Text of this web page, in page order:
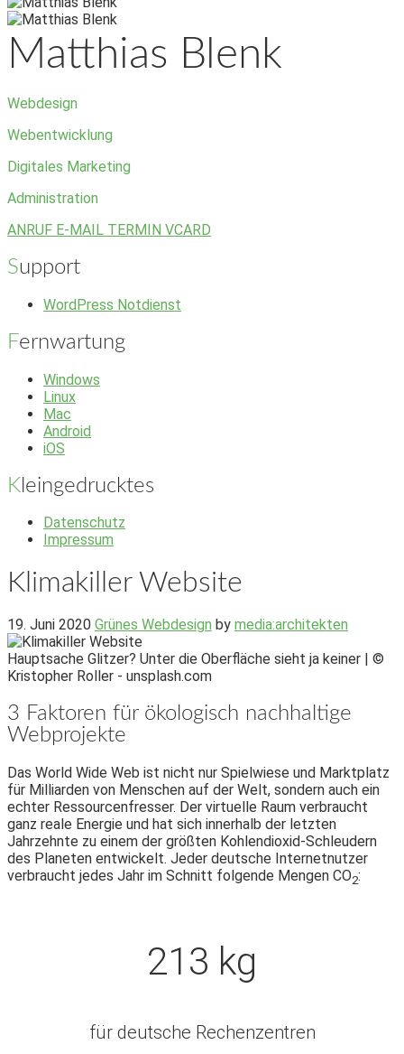
Matthias Blenk
Webdesign
Webentwicklung
Digitales Marketing
Administration
ANRUF E-MAIL TERMIN VCARD
Support
WordPress Notdienst
Fernwartung
Windows
Linux
Mac
Android
iOS
Kleingedrucktes
Datenschutz
Impressum
Klimakiller Website
19. Juni 2020 Grünes Webdesign by media:architekten
Hauptsache Glitzer? Unter die Oberfläche sieht ja keiner | ©
Kristopher Roller - unsplash.com
3 Faktoren für ökologisch nachhaltige
Webprojekte
Das World Wide Web ist nicht nur Spielwiese und Marktplatz
für Milliarden von Menschen auf der Welt, sondern auch ein
echter Ressourcenfresser. Der virtuelle Raum verbraucht
ganz reale Energie und hat sich innerhalb der letzten
Jahrzehnte zu einem der größten Kohlendioxid-Schleudern
des Planeten entwickelt. Jeder deutsche Internetnutzer
verbraucht jedes Jahr im Schnitt folgende Mengen CO2:
213 kg
für deutsche Rechenzentren